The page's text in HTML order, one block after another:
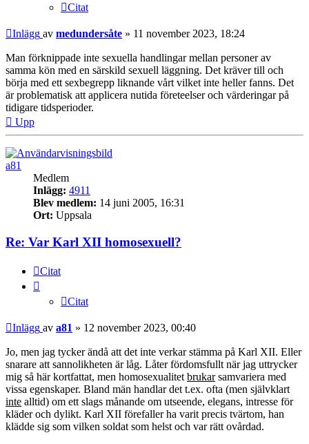
Citat
Inlägg av medundersåte » 11 november 2023, 18:24
Man förknippade inte sexuella handlingar mellan personer av
samma kön med en särskild sexuell läggning. Det kräver till och
börja med ett sexbegrepp liknande vårt vilket inte heller fanns. Det
är problematisk att applicera nutida företeelser och värderingar på
tidigare tidsperioder.
Upp
a81
Medlem
Inlägg: 4911
Blev medlem: 14 juni 2005, 16:31
Ort: Uppsala
Re: Var Karl XII homosexuell?
Citat
Citat
Inlägg av a81 » 12 november 2023, 00:40
Jo, men jag tycker ändå att det inte verkar stämma på Karl XII. Eller
snarare att sannolikheten är låg. Låter fördomsfullt när jag uttrycker
mig så här kortfattat, men homosexualitet brukarsamvariera med
vissa egenskaper. Bland män handlar det t.ex. ofta (men självklart
inte alltid) om ett slags månande om utseende, elegans, intresse för
kläder och dylikt. Karl XII förefaller ha varit precis tvärtom, han
klädde sig som vilken soldat som helst och var rätt ovårdad.